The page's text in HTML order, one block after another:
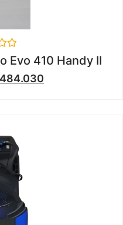
Evo 410 Handy II
484.030